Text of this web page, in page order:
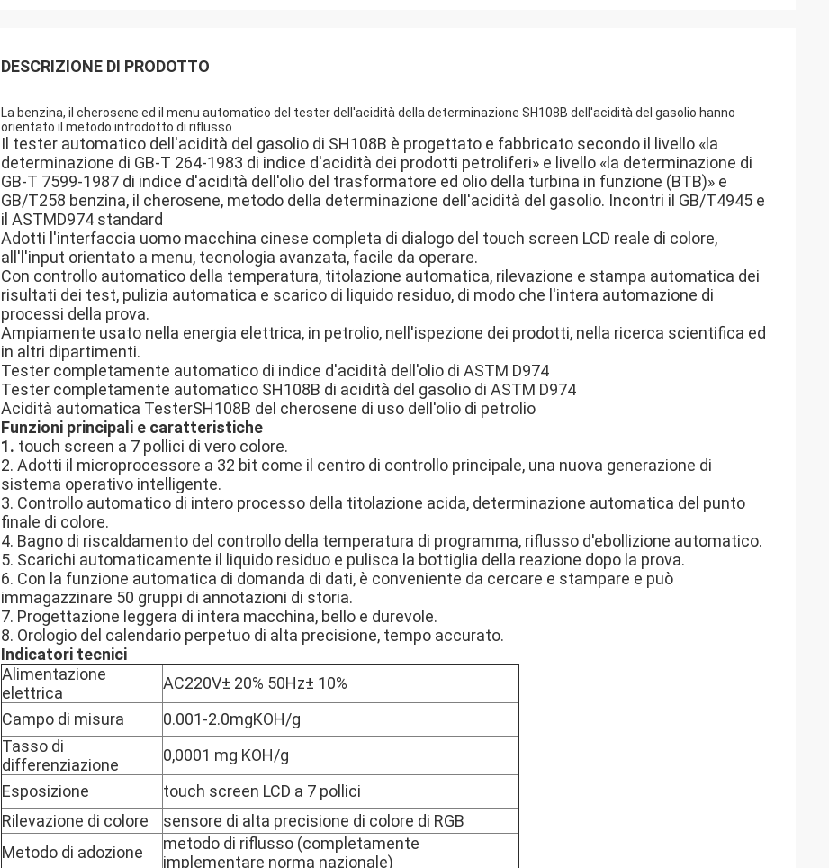
DESCRIZIONE DI PRODOTTO
La benzina, il cherosene ed il menu automatico del tester dell'acidità della determinazione SH108B dell'acidità del gasolio hanno
orientato il metodo introdotto di riflusso
Il tester automatico dell'acidità del gasolio di SH108B è progettato e fabbricato secondo il livello «la
determinazione di GB-T 264-1983 di indice d'acidità dei prodotti petroliferi» e livello «la determinazione di
GB-T 7599-1987 di indice d'acidità dell'olio del trasformatore ed olio della turbina in funzione (BTB)» e
GB/T258 benzina, il cherosene, metodo della determinazione dell'acidità del gasolio. Incontri il GB/T4945 e
il ASTMD974 standard
Adotti l'interfaccia uomo macchina cinese completa di dialogo del touch screen LCD reale di colore,
all'l'input orientato a menu, tecnologia avanzata, facile da operare.
Con controllo automatico della temperatura, titolazione automatica, rilevazione e stampa automatica dei
risultati dei test, pulizia automatica e scarico di liquido residuo, di modo che l'intera automazione di
processi della prova.
Ampiamente usato nella energia elettrica, in petrolio, nell'ispezione dei prodotti, nella ricerca scientifica ed
in altri dipartimenti.
Tester completamente automatico di indice d'acidità dell'olio di ASTM D974
Tester completamente automatico SH108B di acidità del gasolio di ASTM D974
Acidità automatica TesterSH108B del cherosene di uso dell'olio di petrolio
Funzioni principali e caratteristiche
1. touch screen a 7 pollici di vero colore.
2. Adotti il microprocessore a 32 bit come il centro di controllo principale, una nuova generazione di
sistema operativo intelligente.
3. Controllo automatico di intero processo della titolazione acida, determinazione automatica del punto
finale di colore.
4. Bagno di riscaldamento del controllo della temperatura di programma, riflusso d'ebollizione automatico.
5. Scarichi automaticamente il liquido residuo e pulisca la bottiglia della reazione dopo la prova.
6. Con la funzione automatica di domanda di dati, è conveniente da cercare e stampare e può
immagazzinare 50 gruppi di annotazioni di storia.
7. Progettazione leggera di intera macchina, bello e durevole.
8. Orologio del calendario perpetuo di alta precisione, tempo accurato.
Indicatori tecnici
Alimentazione
elettrica
AC220V± 20% 50Hz± 10%
Campo di misura
0.001-2.0mgKOH/g
Tasso di
differenziazione
0,0001 mg KOH/g
Esposizione
touch screen LCD a 7 pollici
Rilevazione di colore
sensore di alta precisione di colore di RGB
Metodo di adozione
metodo di riflusso (completamente
implementare norma nazionale)